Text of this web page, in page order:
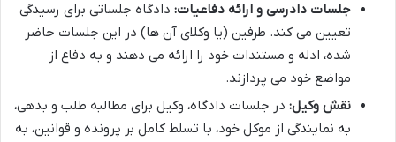
جلسات دادرسی و ارائه دفاعیات: دادگاه جلساتی برای رسیدگی
تعیین می کند. طرفین (یا وکلای آن ها) در این جلسات حاضر
شده، ادله و مستندات خود را ارائه می دهند و به دفاع از
مواضع خود می پردازند.
نقش وکیل: در جلسات دادگاه، وکیل برای مطالبه طلب و بدهی،
به نمایندگی از موکل خود، با تسلط کامل بر پرونده و قوانین، به